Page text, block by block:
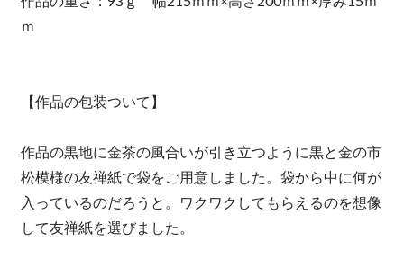
ｍ
【作品の包装ついて】
作品の黒地に金茶の風合いが引き立つように黒と金の市
松模様の友禅紙で袋をご用意しました。袋から中に何が
入っているのだろうと。ワクワクしてもらえるのを想像
して友禅紙を選びました。